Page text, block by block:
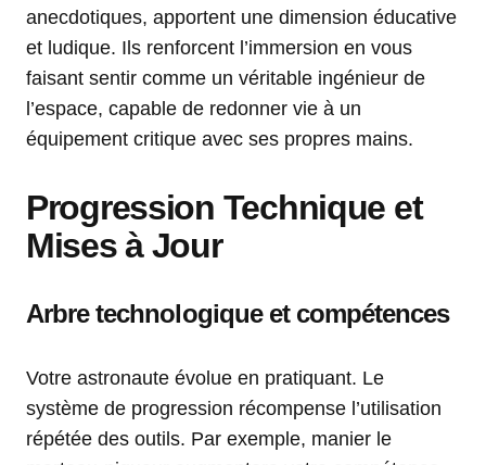
anecdotiques, apportent une dimension éducative
et ludique. Ils renforcent l’immersion en vous
faisant sentir comme un véritable ingénieur de
l’espace, capable de redonner vie à un
équipement critique avec ses propres mains.
Progression Technique et
Mises à Jour
Arbre technologique et compétences
Votre astronaute évolue en pratiquant. Le
système de progression récompense l’utilisation
répétée des outils. Par exemple, manier le